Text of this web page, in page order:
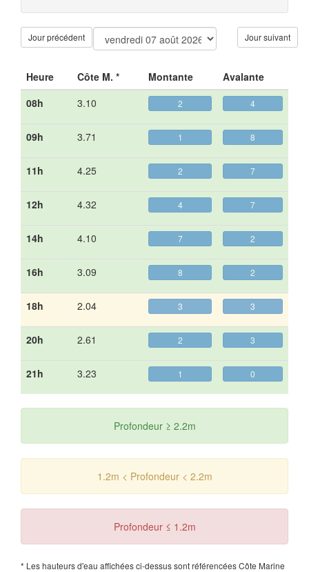
Jour précédent Jour suivant
Heure Côte M. * Montante
Avalante
08h
3.10 2 4
09h 3.71 1 8
11h 4.25 2 7
12h 4.32 4 7
14h 4.10 7 2
16h 3.09 8 2
18h 2.04 3 3
20h 2.61 2 3
21h 3.23 1 0
Profondeur ≥ 2.2m
1.2m < Profondeur < 2.2m
Profondeur ≤ 1.2m
* Les hauteurs d'eau affichées ci-dessus sont référencées Côte Marine